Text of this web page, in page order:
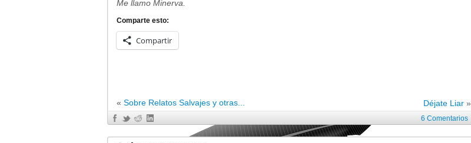
Me llamo Minerva.
Comparte esto:
Compartir
« Sobre Relatos Salvajes y otras... Déjate Liar»
6 Comentarios